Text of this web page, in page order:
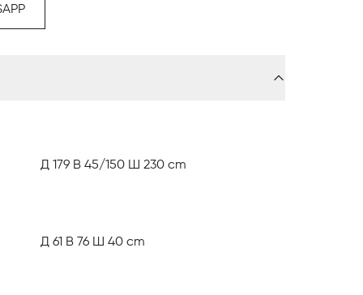
смотреться в вашем интерьере.
лампа. По запросу можно заказать
Д 179 В 45/150 Ш 230 cm
Д 61 В 76 Ш 40 cm